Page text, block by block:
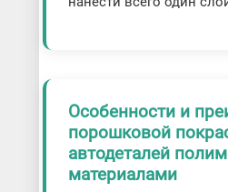
Особенности и
порошковой
автодеталей
материалами